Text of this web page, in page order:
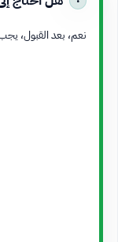
نعم، بعد القبول،